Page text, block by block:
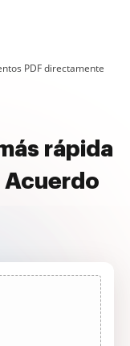
PDF directamente
rápida
Acuerdo